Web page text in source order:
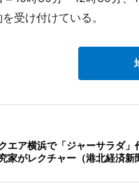
受け付けている。
エア横浜で「ジャーサラダ」
家がレクチャー（港北経済新